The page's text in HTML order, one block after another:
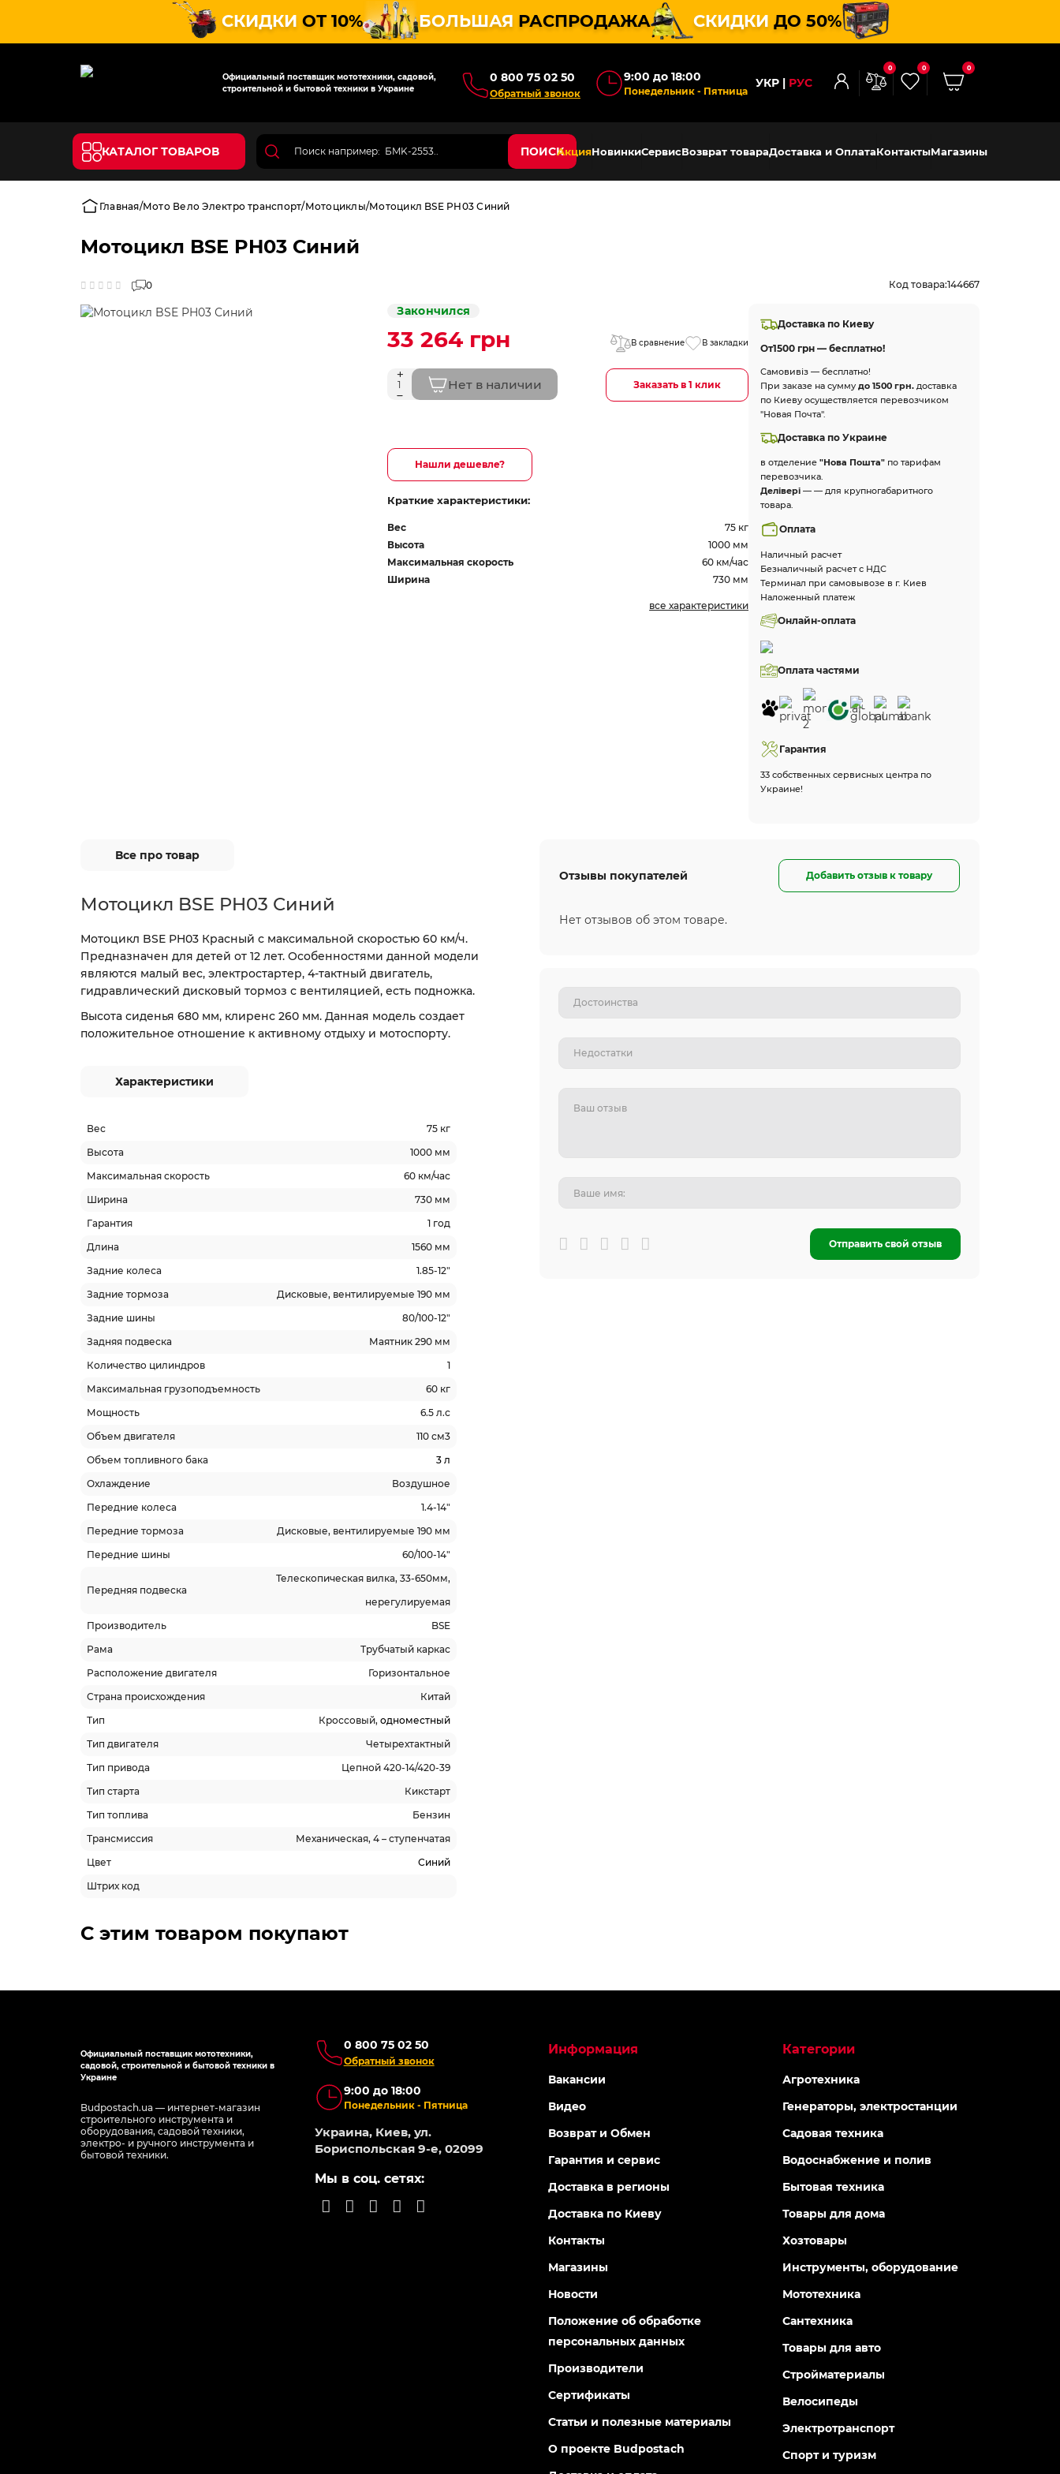
СКИДКИ ОТ 10% БОЛЬШАЯ РАСПРОДАЖА СКИДКИ ДО 50%
Официальный поставщик мототехники, садовой,
строительной и бытовой техники в Украине
0 800 75 02 50
Обратный звонок
9:00 до 18:00
Понедельник - Пятница
УКР РУС
0 0 0
КАТАЛОГ ТОВАРОВ ПОИСКАкцияНовинкиСервисВозврат товараДоставка и ОплатаКонтактыМагазины
Главная Мото Вело Электро транспорт Мотоциклы Мотоцикл BSE PH03 Синий
Мотоцикл BSE PH03 Синий
0 Код товара:144667
Закончился
33 264 грн В сравнение В закладки
Нет в наличии Заказать в 1 клик
Нашли дешевле?
Краткие характеристики:
Вес
75 кг
Высота
1000 мм
Максимальная скорость
60 км/час
Ширина
730 мм
все характеристики
Доставка по Киеву
От1500 грн — бесплатно!
Самовивіз — бесплатно!
При заказе на суммудо 1500 грн. доставка
по Киеву осуществляется перевозчиком
"Новая Почта".
Доставка по Украине
в отделение"Нова Пошта" по тарифам
перевозчика.
Делівері — — для крупногабаритного
товара.
Оплата
Наличный расчет
Безналичный расчет с НДС
Терминал при самовывозе в г. Киев
Наложенный платеж
Онлайн-оплата
Оплата частями
Гарантия
33 собственных сервисных центра по
Украине!
Все про товар
Мотоцикл BSE PH03 Синий
Мотоцикл BSE PH03 Красный с максимальной скоростью 60 км/ч.
Предназначен для детей от 12 лет. Особенностями данной модели
являются малый вес, электростартер, 4-тактный двигатель,
гидравлический дисковый тормоз с вентиляцией, есть подножка.
Высота сиденья 680 мм, клиренс 260 мм. Данная модель создает
положительное отношение к активному отдыху и мотоспорту.
Характеристики
Вес
75 кг
Высота
1000 мм
Максимальная скорость
60 км/час
Ширина
730 мм
Гарантия
1 год
Длина
1560 мм
Задние колеса
1.85-12"
Задние тормоза
Дисковые, вентилируемые 190 мм
Задние шины
80/100-12"
Задняя подвеска
Маятник 290 мм
Количество цилиндров
1
Максимальная грузоподъемность
60 кг
Мощность
6.5 л.с
Объем двигателя
110 см3
Объем топливного бака
3 л
Охлаждение
Воздушное
Передние колеса
1.4-14"
Передние тормоза
Дисковые, вентилируемые 190 мм
Передние шины
60/100-14"
Передняя подвеска
Телескопическая вилка, 33-650мм,
нерегулируемая
Производитель
BSE
Рама
Трубчатый каркас
Расположение двигателя
Горизонтальное
Страна происхождения
Китай
Тип
Кроссовый, одноместный
Тип двигателя
Четырехтактный
Тип привода
Цепной 420-14/420-39
Тип старта
Кикстарт
Тип топлива
Бензин
Трансмиссия
Механическая, 4 – ступенчатая
Цвет
Синий
Штрих код
Отзывы покупателей Добавить отзыв к товару
Нет отзывов об этом товаре.
Отправить свой отзыв
С этим товаром покупают
Официальный поставщик мототехники,
садовой, строительной и бытовой техники в
Украине
Budpostach.ua — интернет-магазин
строительного инструмента и
оборудования, садовой техники,
электро- и ручного инструмента и
бытовой техники.
0 800 75 02 50
Обратный звонок
9:00 до 18:00
Понедельник - Пятница
Украина, Киев, ул.
Бориспольская 9-е, 02099
Мы в соц. сетях:
Информация
Вакансии
Видео
Возврат и Обмен
Гарантия и сервис
Доставка в регионы
Доставка по Киеву
Контакты
Магазины
Новости
Положение об обработке
персональных данных
Производители
Сертификаты
Статьи и полезные материалы
О проекте Budpostach
Категории
Агротехника
Генераторы, электростанции
Садовая техника
Водоснабжение и полив
Бытовая техника
Товары для дома
Хозтовары
Инструменты, оборудование
Мототехника
Сантехника
Товары для авто
Стройматериалы
Велосипеды
Электротранспорт
Спорт и туризм